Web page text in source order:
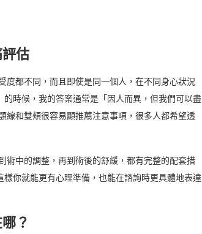
估
度都不同，而且即使是同一個人，在不同身心狀況
時候，我的答案通常是「因人而異，但我們可以盡
線和雙頰很容易顯推薦注意事項，很多人都希望透
術中的調整，再到術後的舒緩，都有完整的配套措
你就能更有心理準備，也能在諮詢時更具體地表達
？